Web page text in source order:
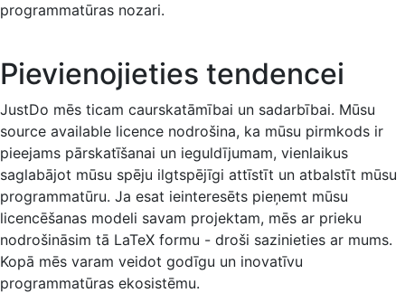
programmatūras nozari.
Pievienojieties tendencei
JustDo mēs ticam caurskatāmībai un sadarbībai. Mūsu
source available licence nodrošina, ka mūsu pirmkods ir
pieejams pārskatīšanai un ieguldījumam, vienlaikus
saglabājot mūsu spēju ilgtspējīgi attīstīt un atbalstīt mūsu
programmatūru. Ja esat ieinteresēts pieņemt mūsu
licencēšanas modeli savam projektam, mēs ar prieku
nodrošināsim tā LaTeX formu - droši sazinieties ar mums.
Kopā mēs varam veidot godīgu un inovatīvu
programmatūras ekosistēmu.